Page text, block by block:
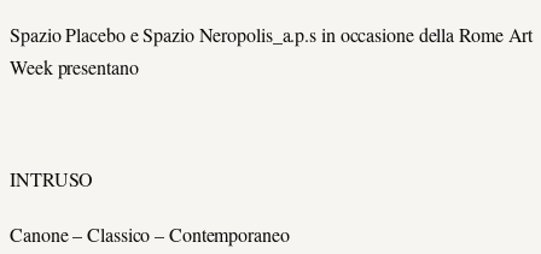
Spazio Placebo e Spazio Neropolis_a.p.s in occasione della Rome Art
Week presentano
INTRUSO
Canone – Classico – Contemporaneo